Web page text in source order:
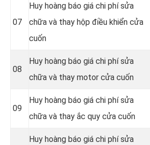
07
Huy hoàng báo giá chi phí sửa
chữa và thay hộp điều khiển cửa
cuốn
08
Huy hoàng báo giá chi phí sửa
chữa và thay motor cửa cuốn
09
Huy hoàng báo giá chi phí sửa
chữa và thay ắc quy cửa cuốn
Huy hoàng báo giá chi phí sửa